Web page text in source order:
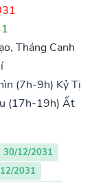
Tháng Canh
(7h-9h) Kỷ Tị
(17h-19h) Ất
30/12/2031
2031